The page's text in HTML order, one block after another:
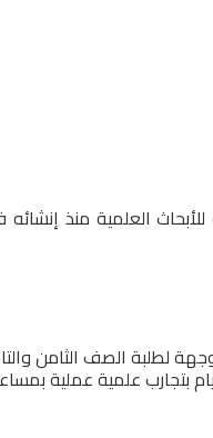
العلمية منذ
الصف الثامن
بتجارب علمية عملية